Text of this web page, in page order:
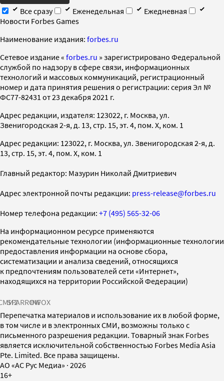
Все сразу
Еженедельная
Ежедневная
Новости Forbes Games
Наименование издания: forbes.ru
Cетевое издание « forbes.ru » зарегистрировано Федеральной
службой по надзору в сфере связи, информационных
технологий и массовых коммуникаций, регистрационный
номер и дата принятия решения о регистрации: серия Эл №
ФС77-82431 от 23 декабря 2021 г.
Адрес редакции, издателя: 123022, г. Москва, ул.
Звенигородская 2-я, д. 13, стр. 15, эт. 4, пом. X, ком. 1
Адрес редакции: 123022, г. Москва, ул. Звенигородская 2-я, д.
13, стр. 15, эт. 4, пом. X, ком. 1
Главный редактор: Мазурин Николай Дмитриевич
Адрес электронной почты редакции: press-release@forbes.ru
Номер телефона редакции: +7 (495) 565-32-06
На информационном ресурсе применяются
рекомендательные технологии (информационные технологии
предоставления информации на основе сбора,
систематизации и анализа сведений, относящихся
к предпочтениям пользователей сети «Интернет»,
находящихся на территории Российской Федерации)
SPARROWINFOX
Перепечатка материалов и использование их в любой форме,
в том числе и в электронных СМИ, возможны только с
письменного разрешения редакции. Товарный знак Forbes
является исключительной собственностью Forbes Media Asia
Pte. Limited. Все права защищены.
AO «АС Рус Медиа» · 2026
16+